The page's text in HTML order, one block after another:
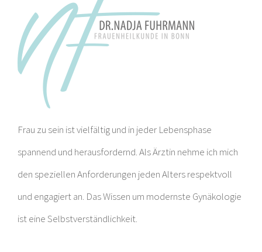
Frau zu sein ist vielfältig und in jeder Lebensphase
spannend und herausfordernd. Als Ärztin nehme ich mich
den speziellen Anforderungen jeden Alters respektvoll
und engagiert an. Das Wissen um modernste Gynäkologie
ist eine Selbstverständlichkeit.